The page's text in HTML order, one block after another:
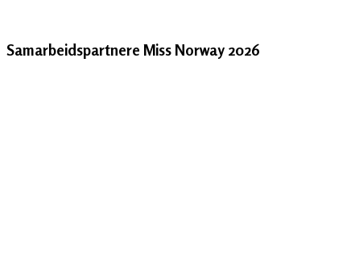
Samarbeidspartnere Miss Norway 2026